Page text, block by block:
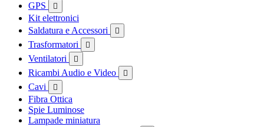
GPS 
Kit elettronici
Saldatura e Accessori

Trasformatori 
Ventilatori 
Ricambi Audio e Video 
Cavi 
Fibra Ottica
Spie Luminose
Lampade miniatura